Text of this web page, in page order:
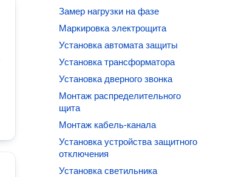
Замер нагрузки на фазе
Маркировка электрощита
Установка автомата защиты
Установка трансформатора
Установка дверного звонка
Монтаж распределительного
щита
Монтаж кабель-канала
Установка устройства защитного
отключения
Установка светильника